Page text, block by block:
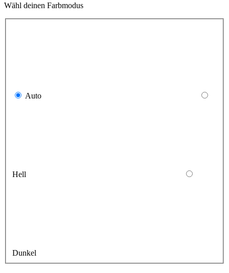
Wähl deinen Farbmodus
Auto
Hell
Dunkel